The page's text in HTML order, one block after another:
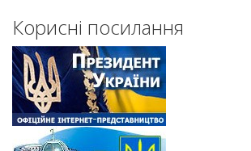
Корисні посилання